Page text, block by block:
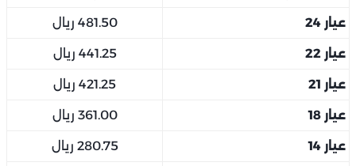
عيار 24 481.50 ريال
عيار 22 441.25 ريال
عيار 21 421.25 ريال
عيار 18 361.00 ريال
عيار 14 280.75 ريال